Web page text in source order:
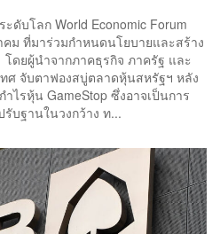
ดับโลก World Economic Forum
ม ที่มาร่วมกำหนดนโยบายและสร้าง
ดยผู้นำจากภาคธุรกิจ ภาครัฐ และ
ศ จับตาฟองสบู่ตลาดหุ้นสหรัฐฯ หลัง
รหุ้น GameStop ซึ่งอาจเป็นการ
บฐานในวงกว้าง ท...